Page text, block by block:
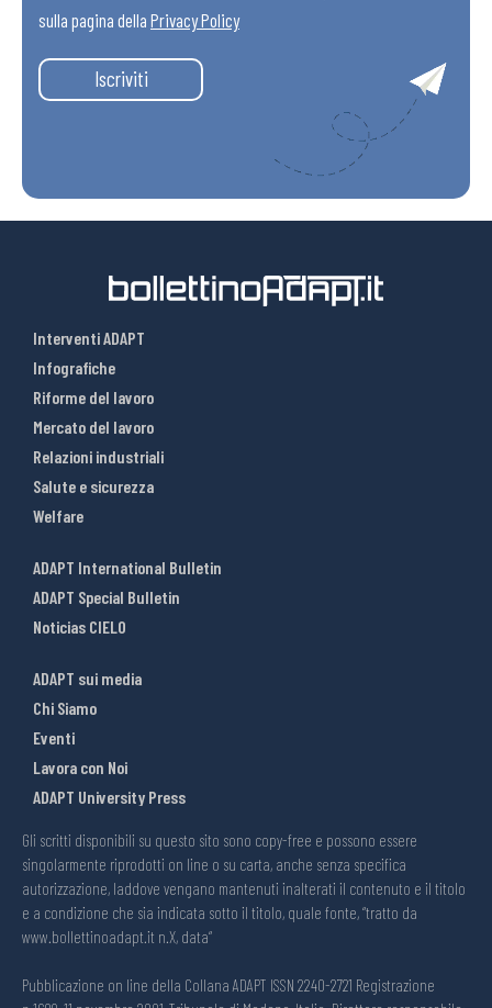
sulla pagina della Privacy Policy
Iscriviti
Interventi ADAPT
Infografiche
Riforme del lavoro
Mercato del lavoro
Relazioni industriali
Salute e sicurezza
Welfare
ADAPT International Bulletin
ADAPT Special Bulletin
Noticias CIELO
ADAPT sui media
Chi Siamo
Eventi
Lavora con Noi
ADAPT University Press
Gli scritti disponibili su questo sito sono copy-free e possono essere
singolarmente riprodotti on line o su carta, anche senza specifica
autorizzazione, laddove vengano mantenuti inalterati il contenuto e il titolo
e a condizione che sia indicata sotto il titolo, quale fonte, “tratto da
www.bollettinoadapt.it n.X, data“
Pubblicazione on line della Collana ADAPT ISSN 2240-2721 Registrazione